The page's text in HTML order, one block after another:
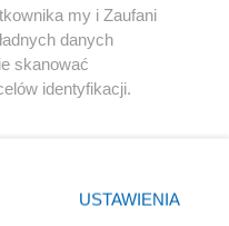
Instagram Youtube
my i Zaufani
danych
skanować
identyfikacji.
ustawień prywatności
strony
USTAWIENIA